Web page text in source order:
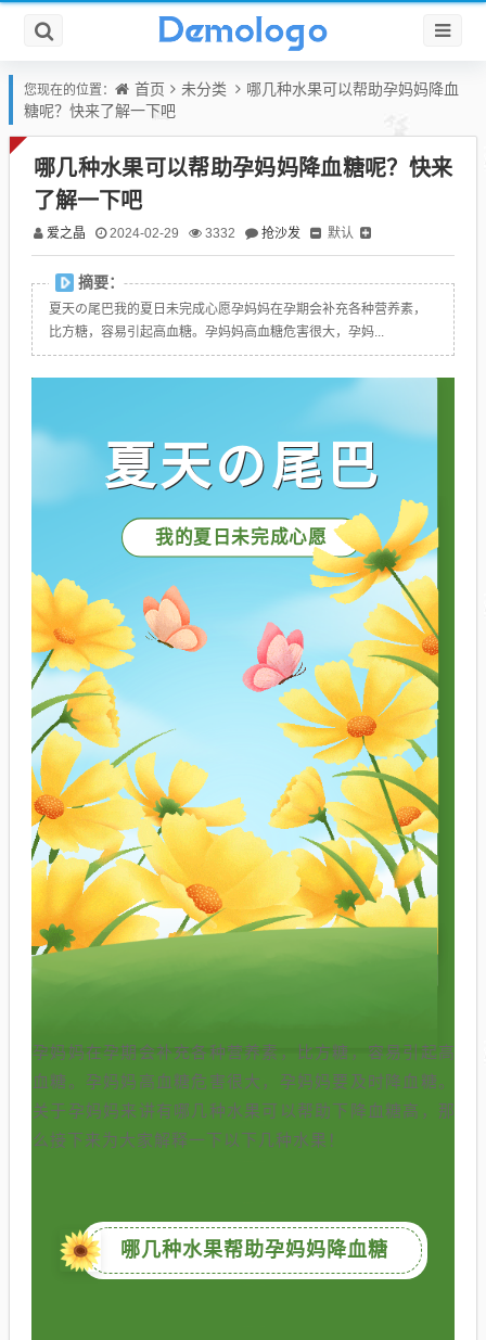
您现在的位置： 首页 未分类
哪几种水果可以帮助孕妈妈降血
糖呢？快来了解一下吧
哪几种水果可以帮助孕妈妈降血糖呢？快来
了解一下吧
爱之晶 2024-02-29 3332 抢沙发 默认
摘要：
夏天の尾巴我的夏日未完成心愿孕妈妈在孕期会补充各种营养素，
比方糖，容易引起高血糖。孕妈妈高血糖危害很大，孕妈...
夏天の尾巴
我的夏日未完成心愿
孕妈妈在孕期会补充各种营养素，比方糖，容易引起高
血糖。孕妈妈高血糖危害很大，孕妈妈要及时降血糖。
关于孕妈妈来讲有哪几种水果可以帮助下降血糖高，那
么接下来为大家解释一下以下几种水果！
哪几种水果帮助孕妈妈降血糖